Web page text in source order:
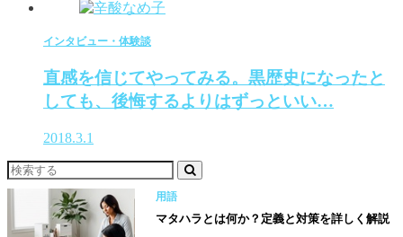
インタビュー・体験談
直感を信じてやってみる。黒歴史になったと
しても、後悔するよりはずっといい…
2018.3.1
用語
マタハラとは何か？定義と対策を詳しく解説